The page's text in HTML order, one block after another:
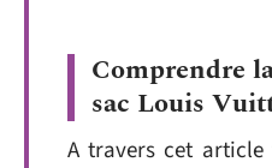
Comprendre
sac Louis
A travers cet article